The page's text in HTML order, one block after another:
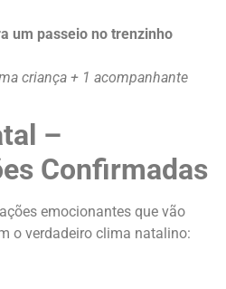
um passeio no trenzinho
criança + 1 acompanhante
–
Confirmadas
emocionantes que vão
o verdadeiro clima natalino: